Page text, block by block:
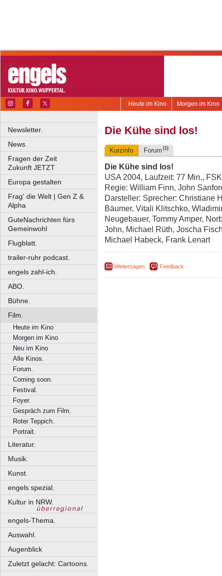
Morgen im Kino
Heute im Kino
Newsletter.
News.
Fragen der Zeit
Zukunft JETZT
Europa gestalten
Frag' die Welt | Gen Z &
Alpha
GuteNachrichten fürs
Gemeinwohl
Flugblatt.
trailer-ruhr podcast.
engels zahl-ich.
ABO.
Bühne.
Film.
Heute im Kino
Morgen im Kino
Neu im Kino
Alle Kinos.
Forum.
Coming soon.
Festival.
Foyer.
Gespräch zum Film.
Roter Teppich.
Portrait.
Literatur.
Musik.
Kunst.
engels spezial.
Kultur in NRW.
engels-Thema.
Auswahl.
Augenblick
Zuletzt gelacht: Cartoons.
Die Kühe sind los!
Kurzinfo Forum (1)
Die Kühe sind los!
USA 2004, Laufzeit: 77 Min.,
Regie: William Finn, John
Darsteller: Sprecher: Christiane
Bäumer, Vitali Klitschko,
Neugebauer, Tommy Amper,
John, Michael Rüth, Joscha
Michael Habeck, Frank Lenart
Weitersagen Feedback